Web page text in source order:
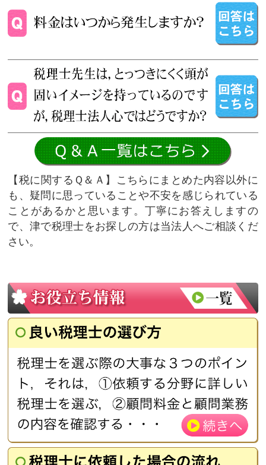
税に関するＱ＆Ａ
こちらにまとめた内容以外に
も、疑問に思っていることや不安を感じられている
ことがあるかと思います。丁寧にお答えしますの
で、津で税理士をお探しの方は当法人へご相談くだ
さい。